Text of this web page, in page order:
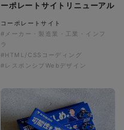
ーポレートサイトリニューアル
コーポレートサイト
#メーカー・製造業・工業・インフ
ラ
#HTML/CSSコーディング
#レスポンシブWebデザイン